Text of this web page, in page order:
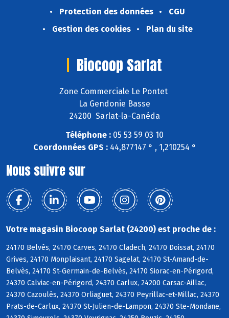
Protection des données
CGU
Gestion des cookies
Plan du site
Biocoop Sarlat
Zone Commerciale Le Pontet
La Gendonie Basse
24200 Sarlat-la-Canéda
Téléphone : 05 53 59 03 10
Coordonnées GPS :44,877147 ° , 1,210254 °
Nous suivre sur
Votre magasin Biocoop Sarlat (24200) est proche de :
24170 Belvès, 24170 Carves, 24170 Cladech, 24170 Doissat, 24170
Grives, 24170 Monplaisant, 24170 Sagelat, 24170 St-Amand-de-
Belvès, 24170 St-Germain-de-Belvès, 24170 Siorac-en-Périgord,
24370 Calviac-en-Périgord, 24370 Carlux, 24200 Carsac-Aillac,
24370 Cazoulès, 24370 Orliaguet, 24370 Peyrillac-et-Millac, 24370
Prats-de-Carlux, 24370 St-Julien-de-Lampon, 24370 Ste-Mondane,